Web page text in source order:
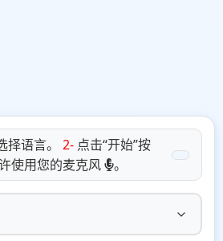
择语言。 2- 点击“开始”按
使用您的麦克风 。